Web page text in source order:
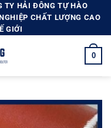
TY HẢI ĐÔNG TỰ HÀO
CHẤT LƯỢNG CAO
GIỚI
0